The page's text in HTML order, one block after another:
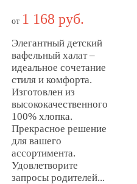
ВД-КОФ-937
от 1 168 руб.
Элегантный детский
вафельный халат –
идеальное сочетание
стиля и комфорта.
Изготовлен из
высококачественного
100% хлопка.
Прекрасное решение
для вашего
ассортимента.
Удовлетворите
запросы родителей...